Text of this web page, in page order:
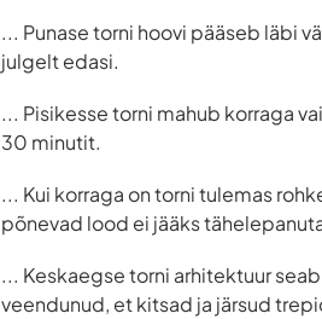
... Punase torni hoovi pääseb läbi
julgelt edasi.
... Pisikesse torni mahub korraga
30 minutit.
... Kui korraga on torni tulemas
põnevad lood ei jääks
... Keskaegse torni arhitektuur
veendunud, et kitsad ja järsud